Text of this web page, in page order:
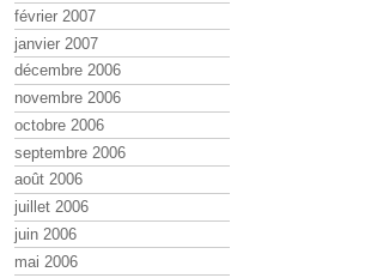
février 2007
janvier 2007
décembre 2006
novembre 2006
octobre 2006
septembre 2006
août 2006
juillet 2006
juin 2006
mai 2006